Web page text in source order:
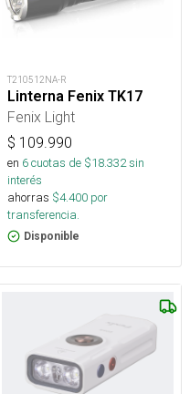
T210512NA-R
Linterna Fenix TK17
Fenix Light
$ 109.990
en 6cuotas de $18.332sin
interés
ahorras $4.400 por
transferencia.
Disponible